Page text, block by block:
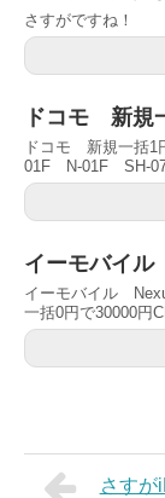
さすがですね！
ドコモ 新規
ドコモ 新規一括1
01F N-01F SH-
イーモバイ
イーモバイル
一括0円で30000円
さすが